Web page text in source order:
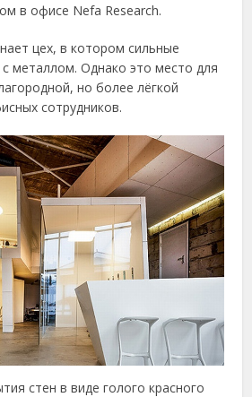
в офисе Nefa Research.
цех, в котором сильные
металлом. Однако это место для
но более лёгкой
сотрудников.
стен в виде голого красного